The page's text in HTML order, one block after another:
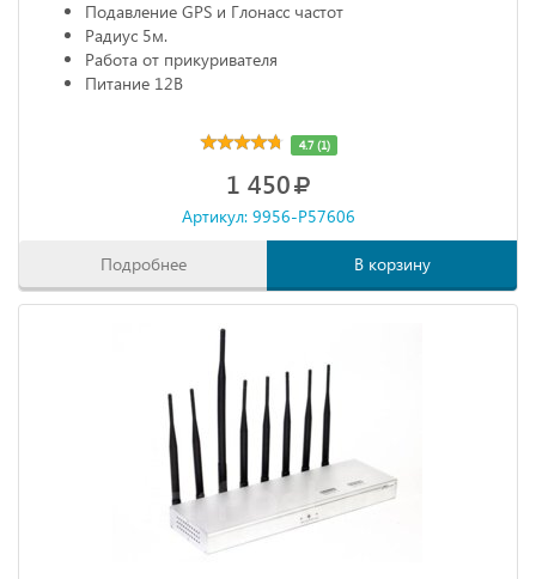
Подавление GPS и Глонасс частот
Радиус 5м.
Работа от прикуривателя
Питание 12В
4.7 (1)
1 450
Артикул: 9956-P57606
Подробнее В корзину